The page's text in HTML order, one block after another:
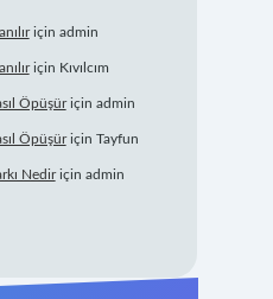
için admin
için Kıvılcım
Öpüşüriçin admin
Öpüşüriçin Tayfun
Nediriçin admin